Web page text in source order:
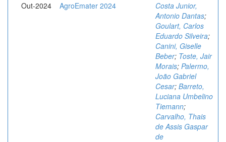
Out-2024 AgroEmater 2024
Costa Junior,
Antonio Dantas;
Goulart, Carlos
Eduardo Silveira;
Canini, Giselle
Beber; Toste, Jair
Morais; Palermo,
João Gabriel
Cesar; Barreto,
Luciana Umbelino
Tiemann;
Carvalho, Thais
de Assis Gaspar
de